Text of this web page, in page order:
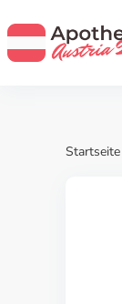
Startseite